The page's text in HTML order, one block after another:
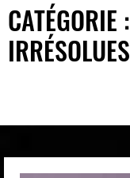
CATÉGORIE :
IRRÉSOLUES